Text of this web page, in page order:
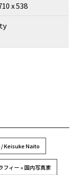
x 538
/ Keisuke Naito
フィー » 国内写真家